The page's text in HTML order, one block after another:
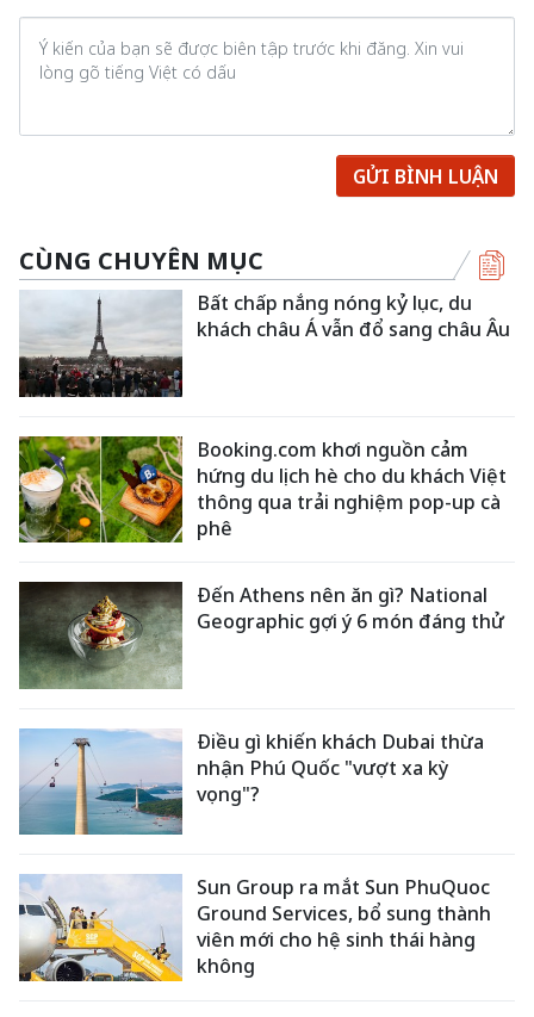
GỬI BÌNH LUẬN
CÙNG CHUYÊN MỤC
Bất chấp nắng nóng kỷ lục, du
khách châu Á vẫn đổ sang châu Âu
Booking.com khơi nguồn cảm
hứng du lịch hè cho du khách Việt
thông qua trải nghiệm pop-up cà
phê
Đến Athens nên ăn gì? National
Geographic gợi ý 6 món đáng thử
Điều gì khiến khách Dubai thừa
nhận Phú Quốc "vượt xa kỳ
vọng"?
Sun Group ra mắt Sun PhuQuoc
Ground Services, bổ sung thành
viên mới cho hệ sinh thái hàng
không